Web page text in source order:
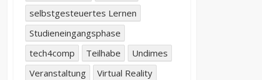
selbstgesteuertes Lernen
Studieneingangsphase
tech4comp
Teilhabe
Undimes
Veranstaltung
Virtual Reality